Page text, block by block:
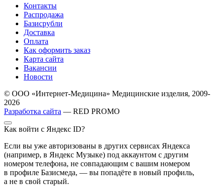
Контакты
Распродажа
Базисрубли
Доставка
Оплата
Как оформить заказ
Карта сайта
Вакансии
Новости
© ООО «Интернет-Медицина» Медицинские изделия, 2009-
2026
Разработка сайта — RED PROMO
Как войти с Яндекс ID?
Если вы уже авторизованы в других сервисах Яндекса
(например, в Яндекс Музыке) под аккаунтом с другим
номером телефона, не совпадающим с вашим номером
в профиле Базисмеда, — вы попадёте в новый профиль,
а не в свой старый.